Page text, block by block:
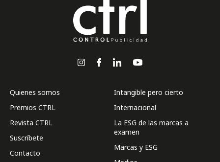
Quienes somos
Premios CTRL
Revista CTRL
Suscríbete
Contacto
Intangible pero cierto
Internacional
La ESG de las marcas a
examen
Marcas y ESG